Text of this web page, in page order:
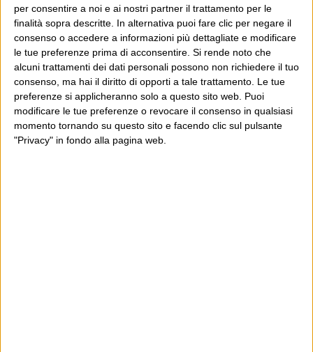
per consentire a noi e ai nostri partner il trattamento per le
finalità sopra descritte. In alternativa puoi fare clic per negare il
consenso o accedere a informazioni più dettagliate e modificare
le tue preferenze prima di acconsentire. Si rende noto che
alcuni trattamenti dei dati personali possono non richiedere il tuo
consenso, ma hai il diritto di opporti a tale trattamento. Le tue
preferenze si applicheranno solo a questo sito web. Puoi
modificare le tue preferenze o revocare il consenso in qualsiasi
momento tornando su questo sito e facendo clic sul pulsante
"Privacy" in fondo alla pagina web.
illegali i battesimi, perché sono “una tortura
psicologica”. Libero ci ha creduto e ha pubblicato la
notizia sul giornale, con indignazione nei confronti della
Corte.
Martedì mattina Repubblica aveva in prima pagina un
articolo sulla senatrice americana Elizabeth Warren,
presentata come possibile candidata alle primarie
democratiche per la presidenza degli Stati Uniti. Ma